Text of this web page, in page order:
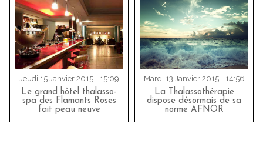
Jeudi 15 Janvier 2015 - 15:09
Le grand hôtel thalasso-
spa des Flamants Roses
fait peau neuve
Mardi 13 Janvier 2015 - 14:56
La Thalassothérapie
dispose désormais de sa
norme AFNOR